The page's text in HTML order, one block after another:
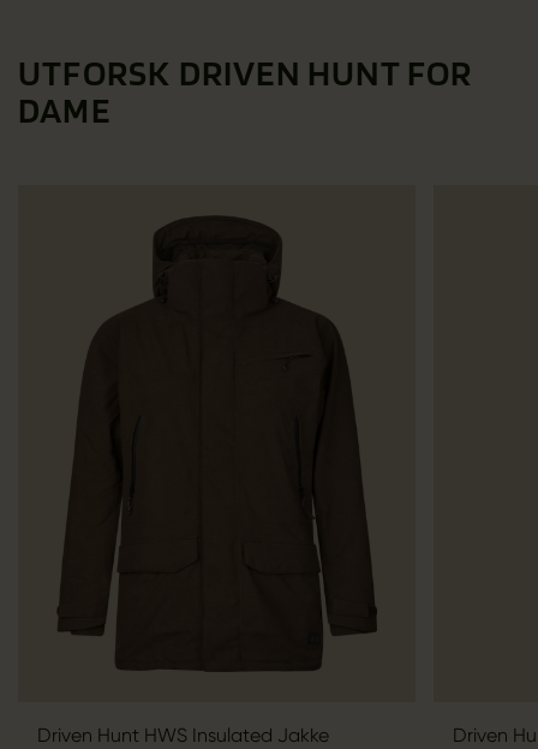
UTFORSK DRIVEN HUNT FOR
DAME
Driven Hunt HWS Insulated Jakke
Driven